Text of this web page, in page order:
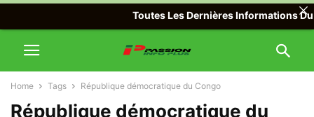
Home Tags République démocratique du Congo
République démocratique du
Toutes Les Dernières Informations